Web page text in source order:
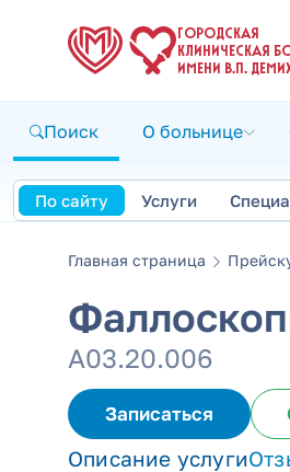
ГОРОДСКАЯ
КЛИНИЧЕСКАЯ
ИМЕНИ В.П.
Поиск О больнице
По сайту Услуги
Главная страница
А03.20.006
Записаться
Описание услуги